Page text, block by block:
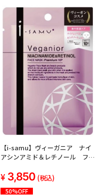
【i-samu】ヴィーガニア ナイ
アシンアミド＆レチノール フェ
ト＞3,850 (税込)
50%OFF